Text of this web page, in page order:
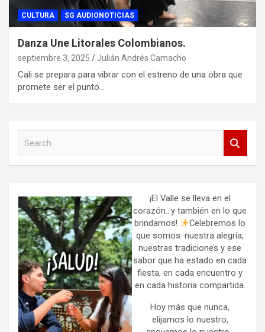
CULTURA SG AUDIONOTICIAS
Danza Une Litorales Colombianos.
septiembre 3, 2025 Julián Andrés Camacho
Cali se prepara para vibrar con el estreno de una obra que
promete ser el punto…
h
¡El Valle se lleva en el
corazón…y también en lo que
brindamos!
Celebremos lo
que somos: nuestra alegría,
nuestras tradiciones y ese
sabor que ha estado en cada
fiesta, en cada encuentro y
en cada historia compartida.
Hoy más que nunca,
elijamos lo nuestro,